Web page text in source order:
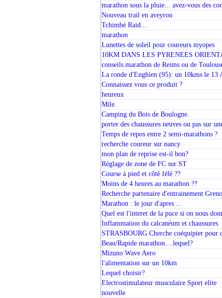
marathon sous la pluie... avez-vous des
Nouveau trail en aveyron
Tchimbé Raid...
marathon
Lunettes de soleil pour coureurs myopes
10KM DANS LES PYRENEES
conseils.marathon de Reims ou de
La ronde d'Enghien (95): un 10kms le 13
Connaissez vous ce produit ?
heureux
Mile.
Camping du Bois de Boulogne.
porter des chaussures neuves ou pas sur
Temps de repos entre 2 semi-marathons ?
recherche coureur sur nancy
mon plan de reprise est-il bon?
Réglage de zone de FC sur ST
Course à pied et côté félé ??
Moins de 4 heures au marathon ??
Recherche partenaire d'entrainement
Marathon : le jour d'apres ...
Quel est l'interet de la puce si on nous
Inflammation du calcanéum et chaussures
STRASBOURG Cherche coéquipier pour
Beau/Rapide marathon....lequel?
Mizuno Wave Aero
l'alimentation sur un 10km
Lequel choisir?
Electrostimulateur musculaire Sport elite
nouvelle